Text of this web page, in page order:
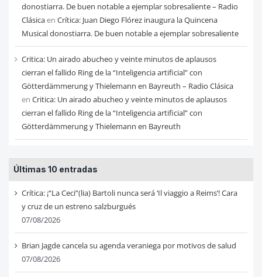
donostiarra. De buen notable a ejemplar sobresaliente – Radio
Clásicaen Crítica: Juan Diego Flórez inaugura la Quincena
Musical donostiarra. De buen notable a ejemplar sobresaliente
Critica: Un airado abucheo y veinte minutos de aplausos
cierran el fallido Ring de la “Inteligencia artificial” con
Götterdämmerung y Thielemann en Bayreuth – Radio Clásica
en Critica: Un airado abucheo y veinte minutos de aplausos
cierran el fallido Ring de la “Inteligencia artificial” con
Götterdämmerung y Thielemann en Bayreuth
Últimas 10 entradas
Crítica: ¡“La Ceci”(lia) Bartoli nunca será ‘Il viaggio a Reims’! Cara
y cruz de un estreno salzburgués
07/08/2026
Brian Jagde cancela su agenda veraniega por motivos de salud
07/08/2026